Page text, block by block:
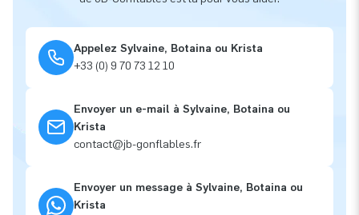
Appelez Sylvaine, Botaina ou Krista
+33 (0) 9 70 73 12 10
Envoyer un e-mail à Sylvaine, Botaina ou
Krista
contact@jb-gonflables.fr
Envoyer un message à Sylvaine, Botaina ou
Krista